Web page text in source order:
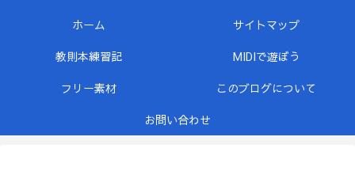
ホーム
サイトマップ
教則本練習記
MIDIで遊ぼう
フリー素材
このブログについて
お問い合わせ